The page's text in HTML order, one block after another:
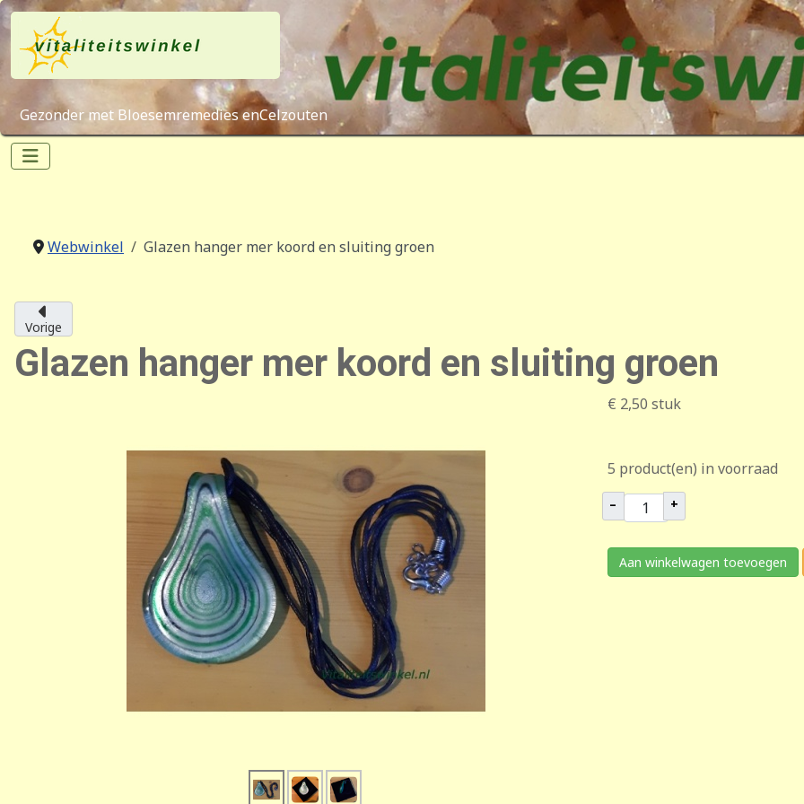
Gezonder met Bloesemremedies enCelzouten
Webwinkel Glazen hanger mer koord en sluiting groen
Vorige
Glazen hanger mer koord en sluiting groen
€ 2,50 stuk
5 product(en) in voorraad
– +
Aan winkelwagen toevoegen